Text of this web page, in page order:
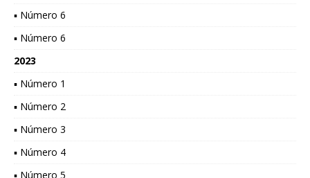
▪ Número 6
▪ Número 6
2023
▪ Número 1
▪ Número 2
▪ Número 3
▪ Número 4
▪ Número 5